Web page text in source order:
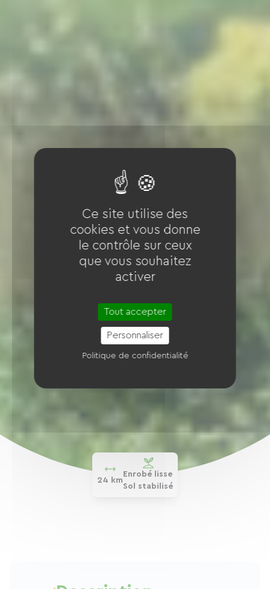
24 km
Enrobé lisse
Sol stabilisé
Ce site utilise des
cookies et vous donne
le contrôle sur ceux
que vous souhaitez
activer
Tout accepter
Personnaliser
Politique de confidentialité